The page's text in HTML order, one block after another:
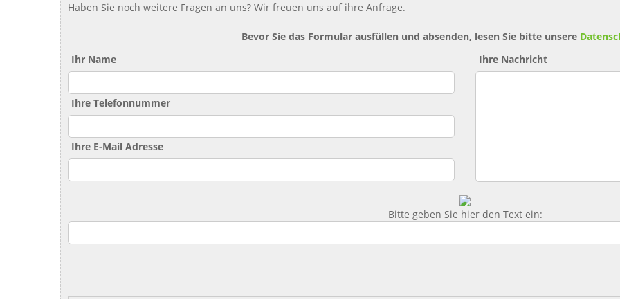
Haben Sie noch weitere Fragen an uns? Wir freuen uns auf ihre Anfrage.
Bevor Sie das Formular ausfüllen und absenden, lesen Sie bitte unsere
Ihr Name
Ihre Telefonnummer
Ihre E-Mail Adresse
Ihre Nachricht
Bitte geben Sie hier den Text ein: